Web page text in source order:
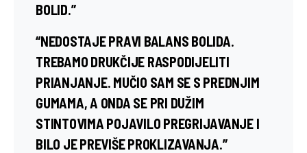
BOLID.”
“NEDOSTAJE PRAVI BALANS BOLIDA.
TREBAMO DRUKČIJE RASPODIJELITI
PRIANJANJE. MUČIO SAM SE S PREDNJIM
GUMAMA, A ONDA SE PRI DUŽIM
STINTOVIMA POJAVILO PREGRIJAVANJE I
BILO JE PREVIŠE PROKLIZAVANJA.”